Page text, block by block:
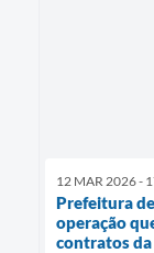
12 MAR 2026 -
Prefeitura
operação
contratos